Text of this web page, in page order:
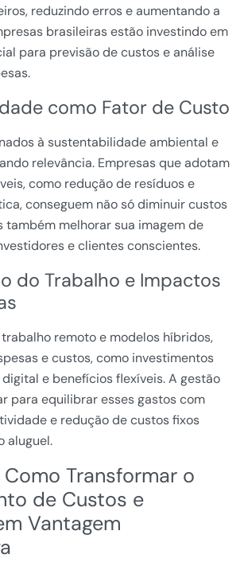
reduzindo erros e aumentando a
brasileiras estão investindo em
para previsão de custos e análise
como Fator de Custo
à sustentabilidade ambiental e
relevância. Empresas que adotam
como redução de resíduos e
conseguem não só diminuir custos
também melhorar sua imagem de
e clientes conscientes.
do Trabalho e Impactos
remoto e modelos híbridos,
e custos, como investimentos
e benefícios flexíveis. A gestão
para equilibrar esses gastos com
e redução de custos fixos
aluguel.
Transformar o
de Custos e
Vantagem